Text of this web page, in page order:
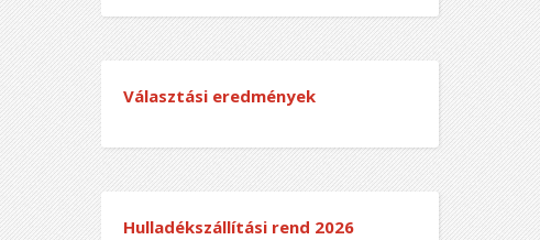
Választási eredmények
Hulladékszállítási rend 2026